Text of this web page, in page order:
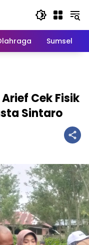
Sumsel
Cek Fisik
Sintaro